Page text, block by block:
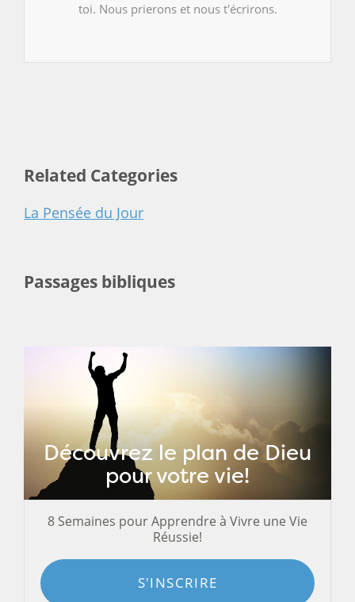
toi. Nous prierons et nous t'écrirons.
Related Categories
La Pensée du Jour
Passages bibliques
Découvrez le plan de Dieu
pour votre vie!
8 Semaines pour Apprendre à Vivre une Vie
Réussie!
S'INSCRIRE